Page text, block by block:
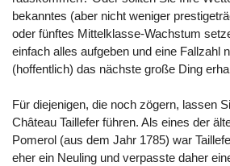
bekanntes (aber nicht weniger
oder fünftes Mittelklasse-Wachstum
einfach alles aufgeben und eine Fallzahl
(hoffentlich) das nächste große Ding
Für diejenigen, die noch zögern, lassen
Château Taillefer führen. Als eines der
Pomerol (aus dem Jahr 1785) war
eher ein Neuling und verpasste daher